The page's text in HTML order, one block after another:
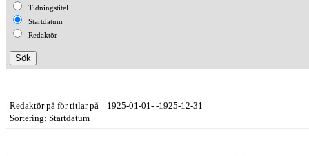
Tidningstitel
Startdatum
Redaktör
Redaktör på för titlar på 1925-01-01- -1925-12-31
Sortering: Startdatum